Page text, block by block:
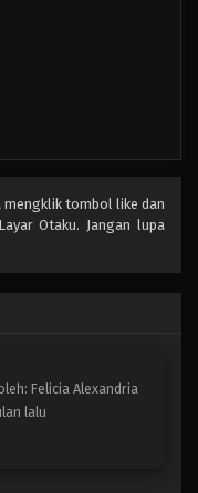
mengklik tombol like dan
Otaku. Jangan lupa
Felicia Alexandria
lalu